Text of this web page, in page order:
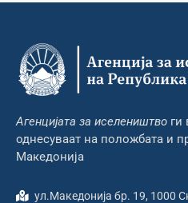
Агенцијата за иселеништво ги
однесуваат на положбата и
Македонија
ул.Македонија бр. 19, 1000